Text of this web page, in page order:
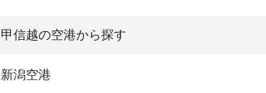
甲信越の空港から探す
新潟空港